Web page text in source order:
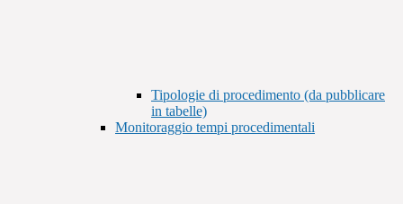
Tipologie di procedimento (da pubblicare
in tabelle)
Monitoraggio tempi procedimentali